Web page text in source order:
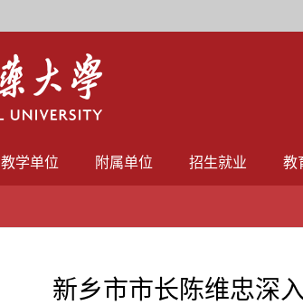
教学单位 附属单位 招生就业 教
新乡市市长陈维忠深